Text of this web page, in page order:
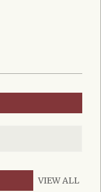
VIEW ALL